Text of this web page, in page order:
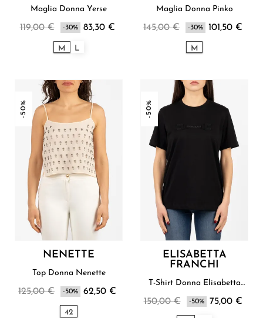
Maglia Donna Yerse
119,00 € -30% 83,30 €
M L
Maglia Donna Pinko
145,00 € -30% 101,50 €
M
-50%
NENETTE
Top Donna Nenette
125,00 € -50% 62,50 €
42
-50%
ELISABETTA
FRANCHI
T-Shirt Donna Elisabetta
150,00 € -50% 75,00 €